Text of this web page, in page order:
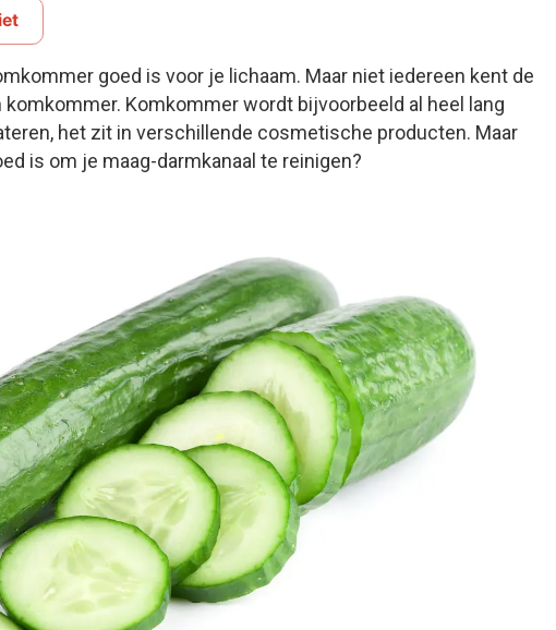
goed is voor je lichaam. Maar niet iedereen kent de
komkommer. Komkommer wordt bijvoorbeeld al heel lang
het zit in verschillende cosmetische producten. Maar
is om je maag-darmkanaal te reinigen?